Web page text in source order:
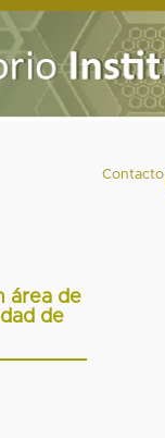
Contacto
área de
de